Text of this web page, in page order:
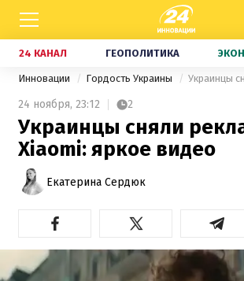
24 КАНАЛ ГЕОПОЛИТИКА
Инновации Гордость Украины
24 ноября, 23:12 2
Украинцы сняли
Xiaomi: яркое видео
Екатерина Сердюк